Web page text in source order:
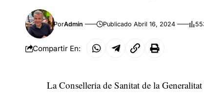
PorAdmin Publicado Abril 16, 2024
Compartir En:
La Conselleria de Sanitat de la